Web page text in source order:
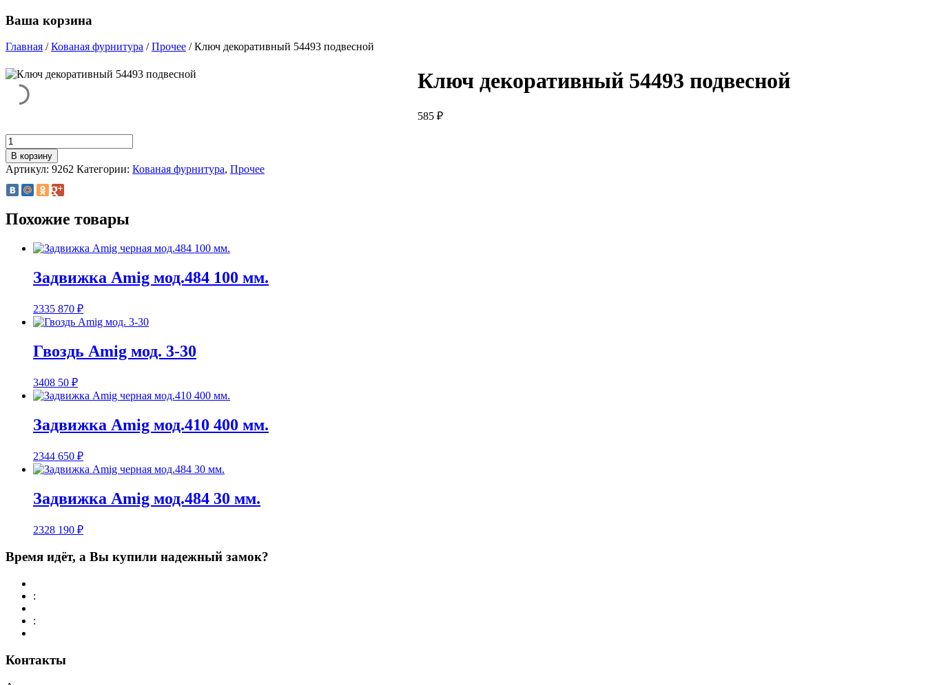
Ваша корзина
Главная / Кованая фурнитура / Прочее / Ключ декоративный 54493 подвесной
Ключ декоративный 54493 подвесной
585 ₽
Количество
товара
Ключ
декоративный
54493
В корзину
Артикул: 9262 Категории: Кованая фурнитура, Прочее
Похожие товары
Задвижка Amig мод.484 100 мм.
2335 870 ₽
Гвоздь Amig мод. 3-30
3408 50 ₽
Задвижка Amig мод.410 400 мм.
2344 650 ₽
Задвижка Amig мод.484 30 мм.
2328 190 ₽
Время идёт, а Вы купили надежный замок?
:
:
Контакты